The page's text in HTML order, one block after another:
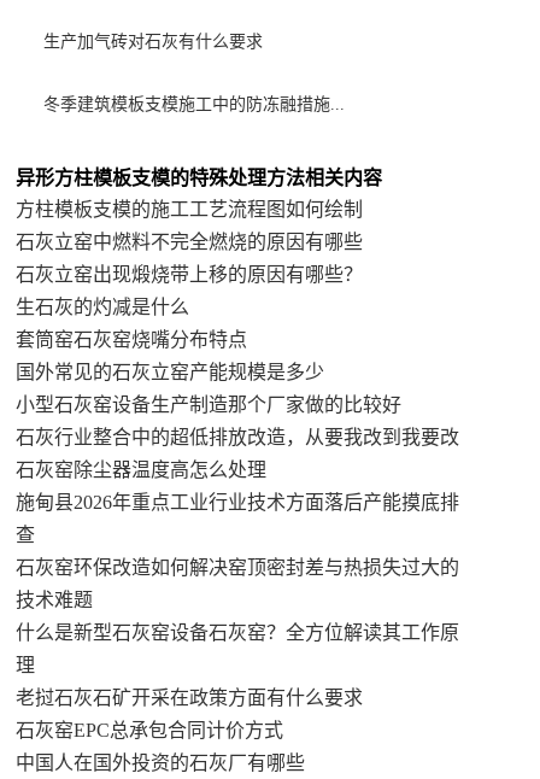
生产加气砖对石灰有什么要求
冬季建筑模板支模施工中的防冻融措施...
异形方柱模板支模的特殊处理方法相关内容
方柱模板支模的施工工艺流程图如何绘制
石灰立窑中燃料不完全燃烧的原因有哪些
石灰立窑出现煅烧带上移的原因有哪些？
生石灰的灼减是什么
套筒窑石灰窑烧嘴分布特点
国外常见的石灰立窑产能规模是多少
小型石灰窑设备生产制造那个厂家做的比较好
石灰行业整合中的超低排放改造，从要我改到我要改
石灰窑除尘器温度高怎么处理
施甸县2026年重点工业行业技术方面落后产能摸底排
查
石灰窑环保改造如何解决窑顶密封差与热损失过大的
技术难题
什么是新型石灰窑设备石灰窑？全方位解读其工作原
理
老挝石灰石矿开采在政策方面有什么要求
石灰窑EPC总承包合同计价方式
中国人在国外投资的石灰厂有哪些